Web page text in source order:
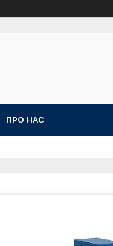
ПРО НАС